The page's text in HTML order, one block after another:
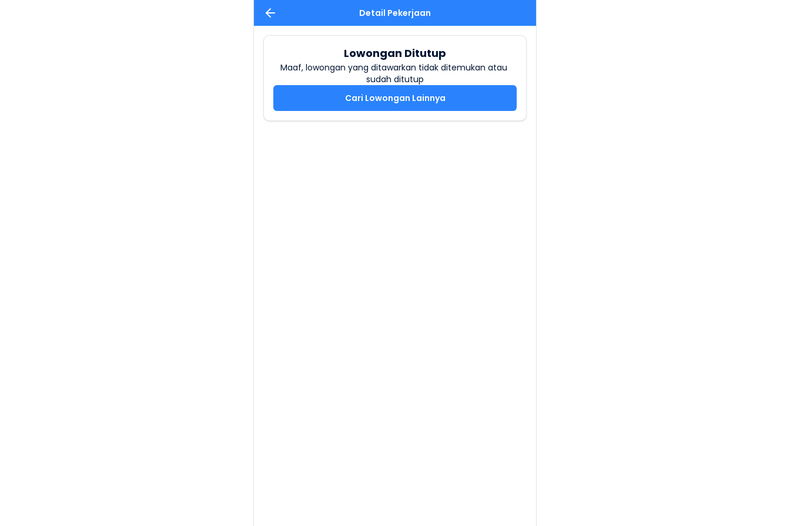
Detail Pekerjaan
Lowongan Ditutup
Maaf, lowongan yang ditawarkan tidak ditemukan atau
sudah ditutup
Cari Lowongan Lainnya